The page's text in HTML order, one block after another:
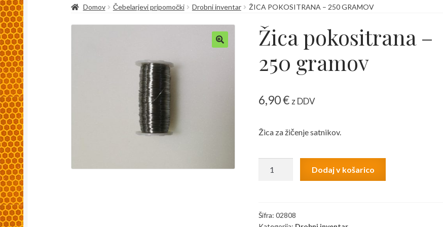
Kaj so spletni piškoti, zakaj se uporabljajo in kako jih v brskalniku izključimo?KošaricaMoj račun
TrgovinaZaključek nakupa
Domov Čebelarjevi pripomočki Drobni inventar ŽICA POKOSITRANA – 250 GRAMOV
Žica pokositrana –
250 gramov
6,90€z DDV
Žica za žičenje satnikov.
gramov
Dodaj v košarico
Šifra:02808